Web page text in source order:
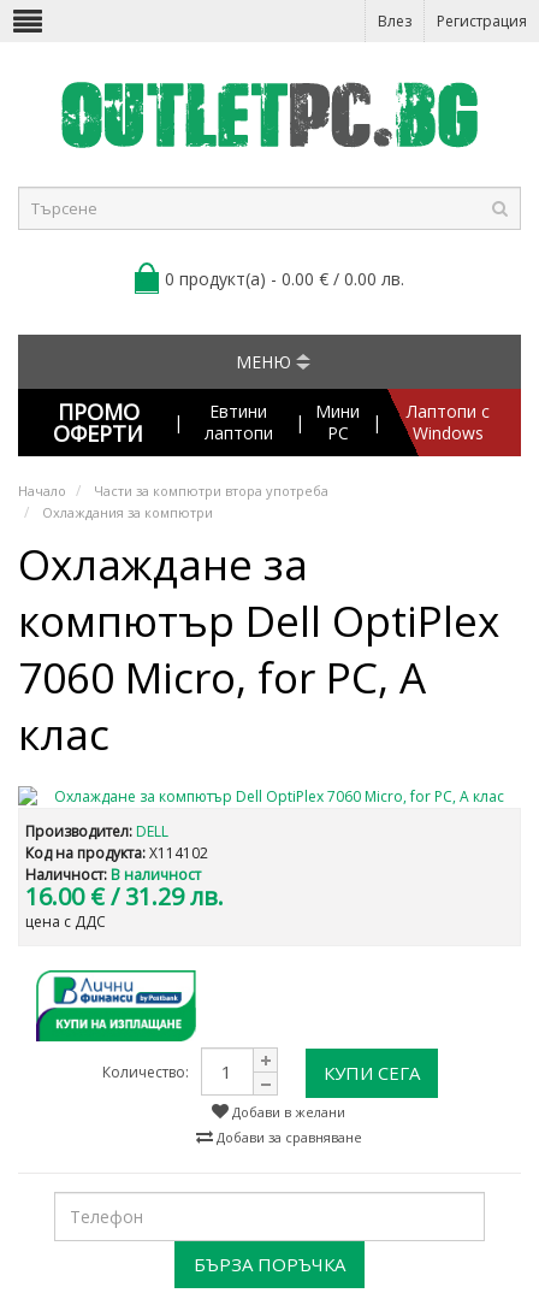
Влез Регистрация
0 продукт(а) - 0.00 € / 0.00 лв.
МЕНЮ
ПРОМО
ОФЕРТИ |
Евтини
лаптопи
|
Мини
PC
|
Лаптопи с
Windows
Начало
Части за компютри втора употреба
Охлаждания за компютри
Охлаждане за
компютър Dell OptiPlex
7060 Micro, for PC, A
клас
Производител: DELL
Код на продукта:X114102
Наличност: В наличност
16.00 €/ 31.29 лв.
цена с ДДС
Количество: КУПИ СЕГА
Добави в желани
Добави за сравняване
БЪРЗА ПОРЪЧКА